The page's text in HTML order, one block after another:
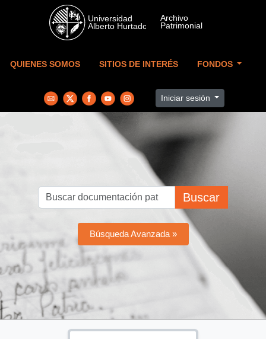
Skip to main content
QUIENES SOMOS SITIOS DE INTERÉS FONDOS
Iniciar sesión
Buscar
Búsqueda Avanzada »